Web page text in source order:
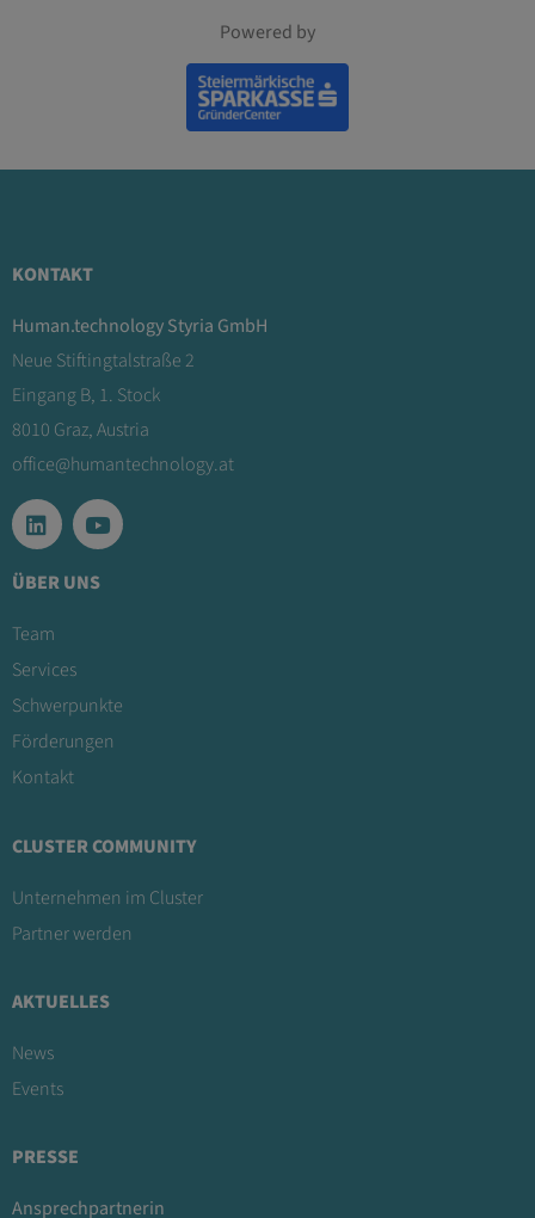
Powered by
KONTAKT
Human.technology Styria GmbH
Neue Stiftingtalstraße 2
Eingang B, 1. Stock
8010 Graz, Austria
office@humantechnology.at
ÜBER UNS
Team
Services
Schwerpunkte
Förderungen
Kontakt
CLUSTER COMMUNITY
Unternehmen im Cluster
Partner werden
AKTUELLES
News
Events
PRESSE
Ansprechpartnerin